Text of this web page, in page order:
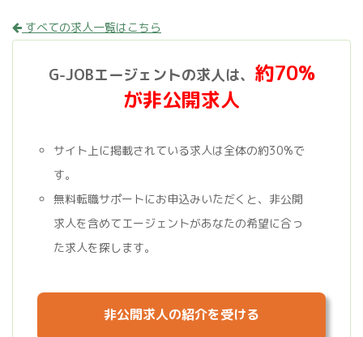
すべての求人一覧はこちら
G-JOBエージェントの求人は、 約70%
が非公開求人
サイト上に掲載されている求人は全体の約30%で
す。
無料転職サポートにお申込みいただくと、非公開
求人を含めてエージェントがあなたの希望に合っ
た求人を探します。
非公開求人の紹介を受ける